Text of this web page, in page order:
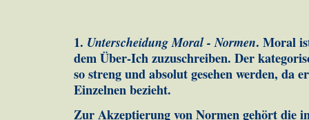
1. Unterscheidung Moral - Normen. Moral
dem Über-Ich zu­zu­schreiben. Der
so streng und ab­so­lut gesehen wer­den, da
Einzelnen bezieht.
Zur Akzeptierung von Normen gehört die